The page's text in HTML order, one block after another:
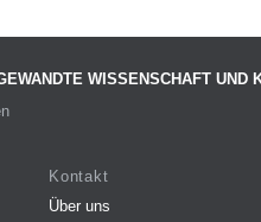
WISSENSCHAFT UND
Kontakt
Über uns